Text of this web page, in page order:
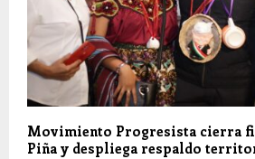
Movimiento Progresista cierra
Piña y despliega respaldo